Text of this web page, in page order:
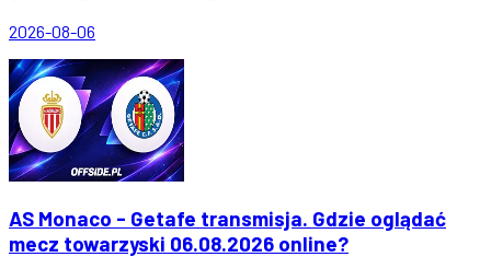
2026-08-06
AS Monaco - Getafe transmisja. Gdzie oglądać
mecz towarzyski 06.08.2026 online?